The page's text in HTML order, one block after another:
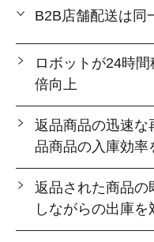
B2B店舗配送は同
ロボットが24時
倍向上
返品商品の迅速な
品商品の入庫効率
返品された商品の
しながらの出庫を